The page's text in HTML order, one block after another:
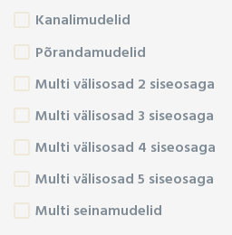
Kanalimudelid
Põrandamudelid
Multi välisosad 2 siseosaga
Multi välisosad 3 siseosaga
Multi välisosad 4 siseosaga
Multi välisosad 5 siseosaga
Multi seinamudelid